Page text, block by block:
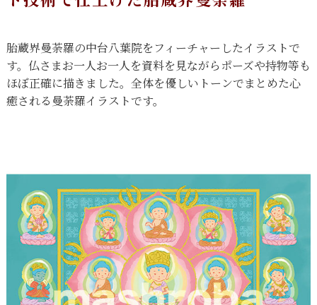
胎蔵界曼荼羅の中台八葉院をフィーチャーしたイラストで
す。仏さまお一人お一人を資料を見ながらポーズや持物等も
ほぼ正確に描きました。全体を優しいトーンでまとめた心
癒される曼荼羅イラストです。